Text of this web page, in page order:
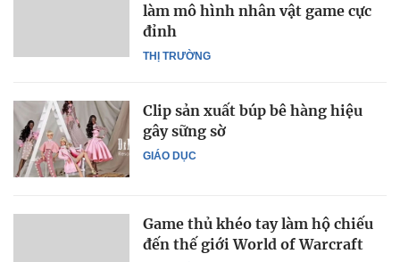
THỊ TRƯỜNG
làm mô hình nhân vật game cực
đỉnh
GIÁO DỤC
Clip sản xuất búp bê hàng hiệu
gây sững sờ
Game thủ khéo tay làm hộ chiếu
đến thế giới World of Warcraft